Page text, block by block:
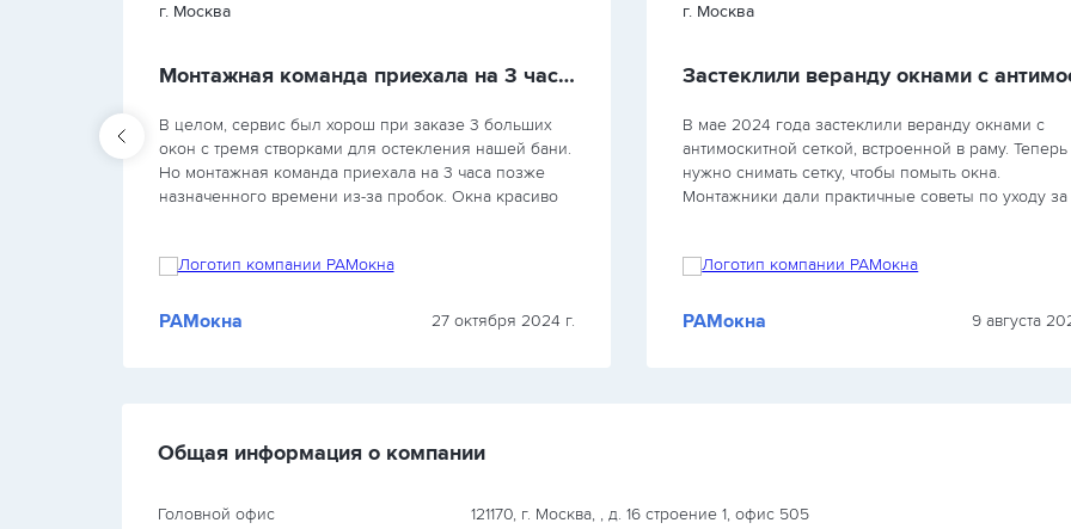
г. Москва
Монтажная команда приехала на 3 часа позже назначенного времени
В целом, сервис был хорош при заказе 3 больших
окон с тремя створками для остекления нашей бани.
Но монтажная команда приехала на 3 часа позже
назначенного времени из-за пробок. Окна красиво
РАМокна 27 октября 2024 г.
г. Москва
В мае 2024 года застеклили веранду окнами с
антимоскитной сеткой, встроенной в раму.
нужно снимать сетку, чтобы помыть окна.
Монтажники дали практичные советы по уходу за
РАМокна 9 августа
Общая информация о компании
Головной офис
121170, г. Москва, , д. 16 строение 1, офис 505